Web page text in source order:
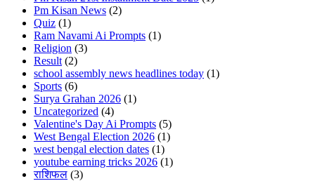
Pm Kisan News (2)
Quiz (1)
Ram Navami Ai Prompts (1)
Religion (3)
Result (2)
school assembly news headlines today (1)
Sports (6)
Surya Grahan 2026 (1)
Uncategorized (4)
Valentine's Day Ai Prompts (5)
West Bengal Election 2026 (1)
west bengal election dates (1)
youtube earning tricks 2026 (1)
राशिफल (3)